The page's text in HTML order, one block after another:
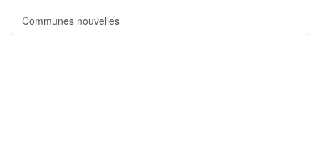
Communes nouvelles